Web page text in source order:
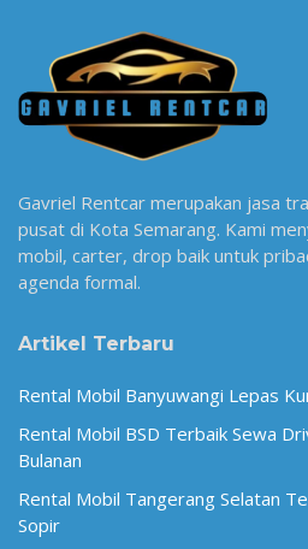
Gavriel Rentcar merupakan jasa
pusat di Kota Semarang. Kami
mobil, carter, drop baik untuk
agenda formal.
Artikel Terbaru
Rental Mobil Banyuwangi Lepas
Rental Mobil BSD Terbaik Sewa
Bulanan
Rental Mobil Tangerang Selatan
Sopir